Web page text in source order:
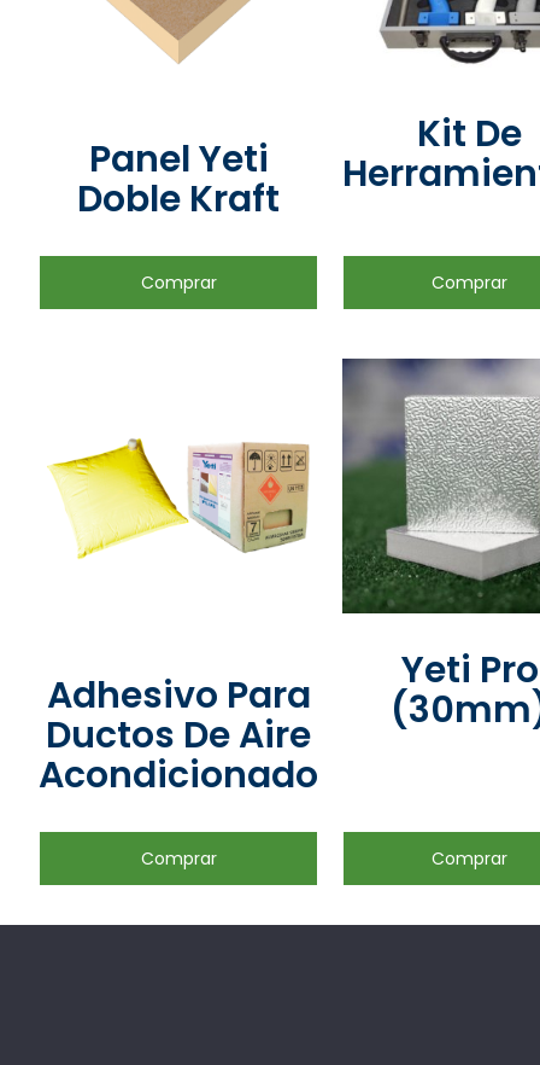
Panel Yeti
Doble Kraft
Comprar
Kit De
Comprar
Adhesivo Para
Ductos De Aire
Acondicionado
Comprar
Yeti Pro
Comprar